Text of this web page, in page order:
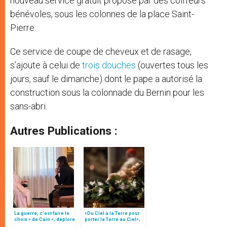
bénévoles, sous les colonnes de la place Saint-
Pierre.
Ce service de coupe de cheveux et de rasage,
s’ajoute à celui de trois douches (ouvertes tous les
jours, sauf le dimanche) dont le pape a autorisé la
construction sous la colonnade du Bernin pour les
sans-abri.
Autres Publications :
La guerre, c’est faire le
choix « de Caïn », déplore
«Du Ciel à la Terre pour
porter la Terre au Ciel»,